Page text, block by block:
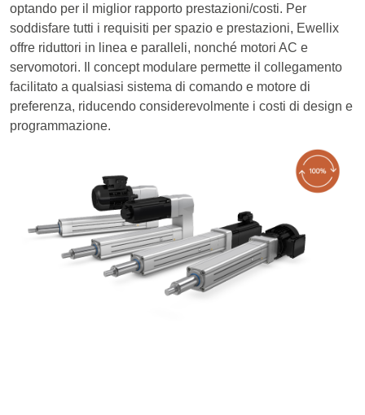
optando per il miglior rapporto prestazioni/costi. Per
soddisfare tutti i requisiti per spazio e prestazioni, Ewellix
offre riduttori in linea e paralleli, nonché motori AC e
servomotori. Il concept modulare permette il collegamento
facilitato a qualsiasi sistema di comando e motore di
preferenza, riducendo considerevolmente i costi di design e
programmazione.